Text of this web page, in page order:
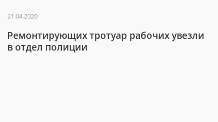
21.04.2020
Ремонтирующих тротуар рабочих увезли
в отдел полиции